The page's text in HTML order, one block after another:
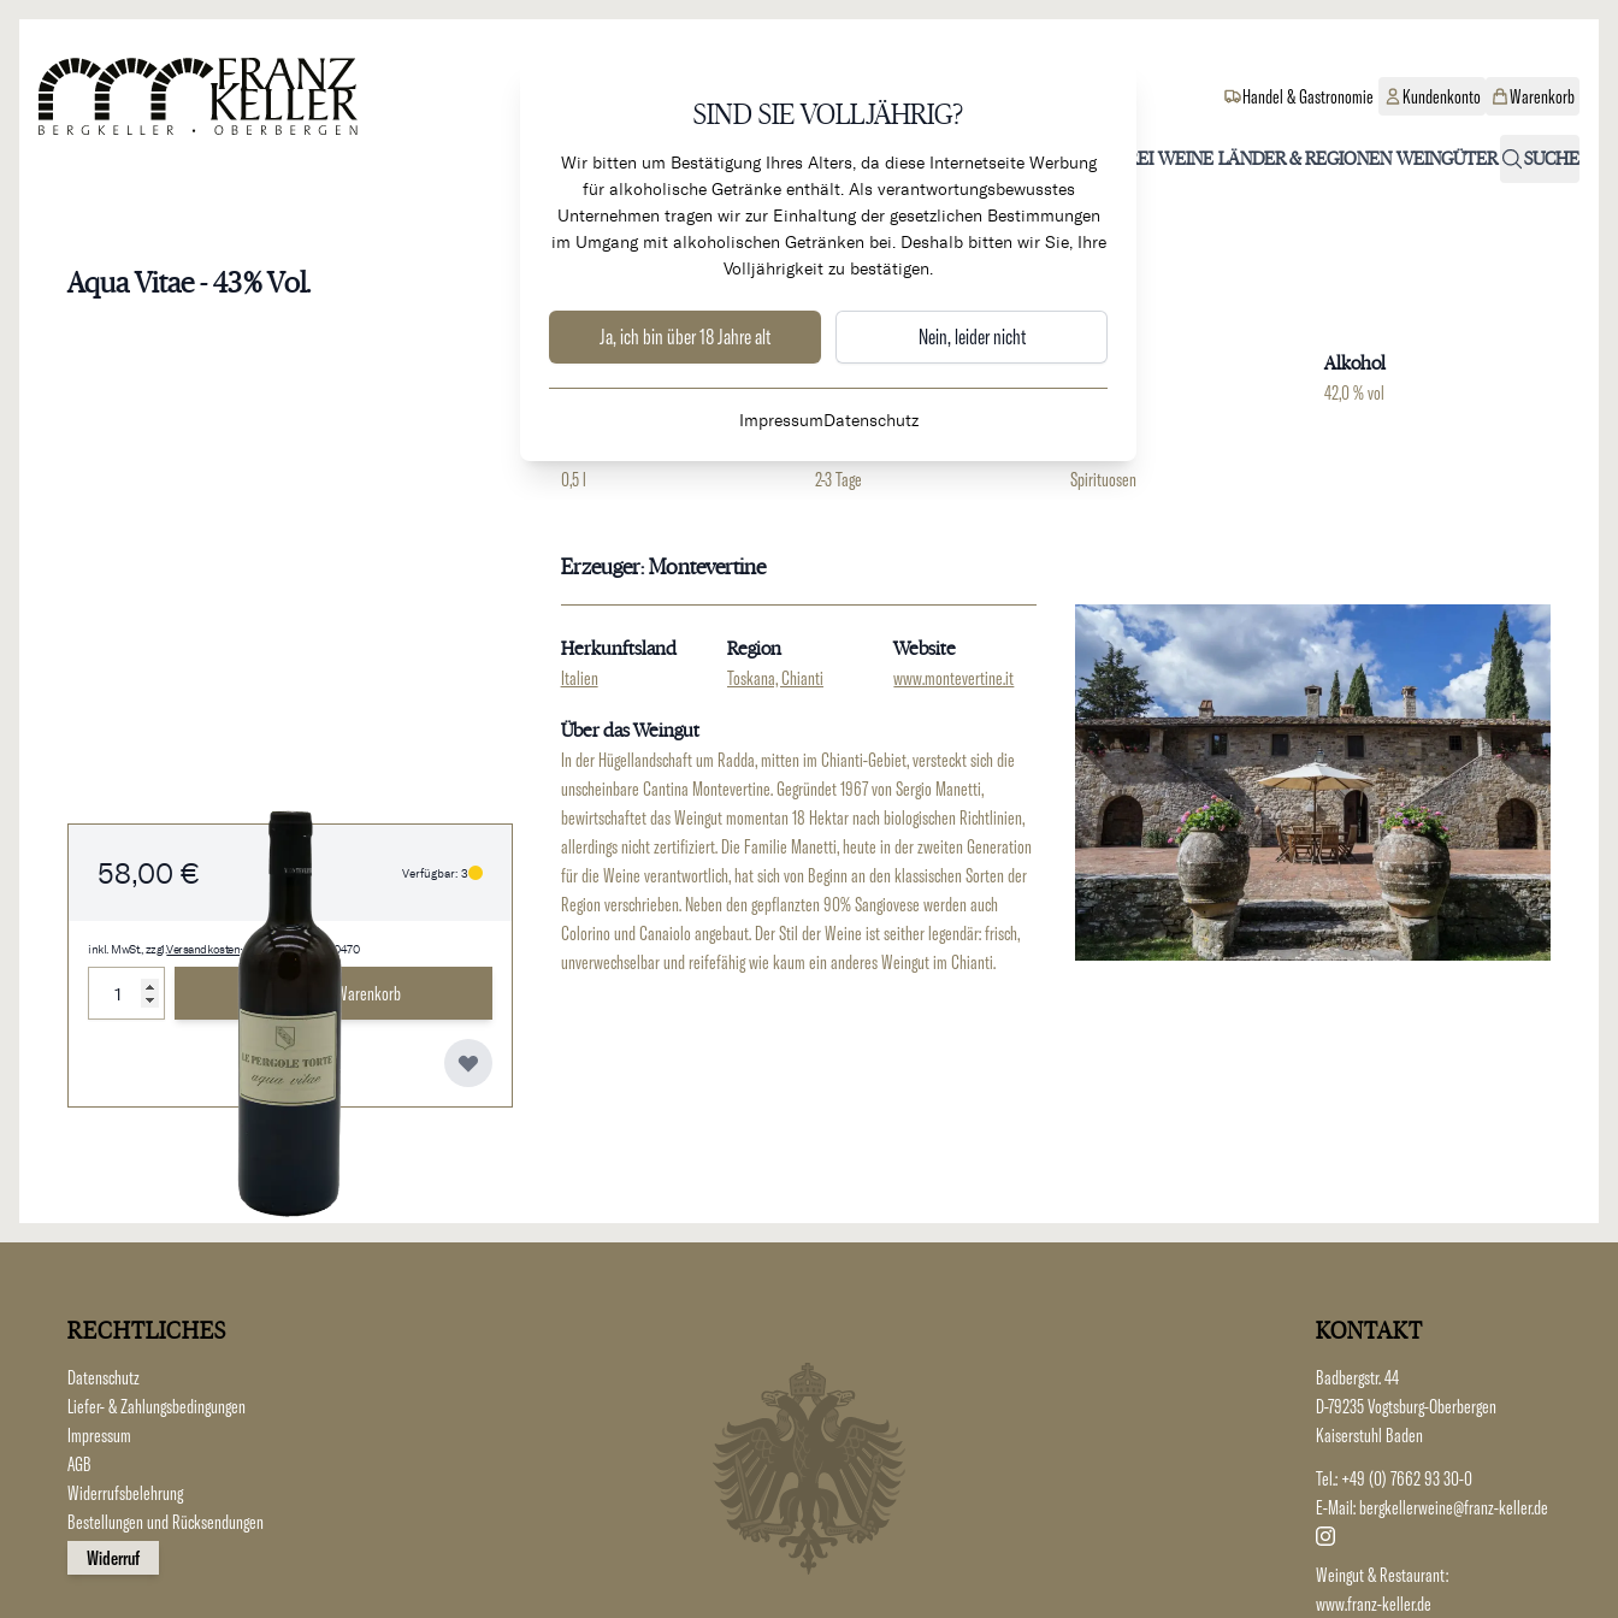
SIND SIE VOLLJÄHRIG?
Wir bitten um Bestätigung Ihres Alters, da diese Internetseite Werbung
für alkoholische Getränke enthält. Als verantwortungsbewusstes
Unternehmen tragen wir zur Einhaltung der gesetzlichen Bestimmungen
im Umgang mit alkoholischen Getränken bei. Deshalb bitten wir Sie, Ihre
Volljährigkeit zu bestätigen.
Ja, ich bin über 18 Jahre alt Nein, leider nicht
ImpressumDatenschutz
KÜCHENPRODUKTE & ALKOHOLFREI WEINE LÄNDER & REGIONEN WEINGÜTER SUCHE
Handel & Gastronomie Kundenkonto Warenkorb
Aqua Vitae - 43 % Vol.
58,00 € Verfügbar: 3
inkl. MwSt., zzgl.Versandkosten• 0,5 l • 116,00 €/l • 0470
In den Warenkorb
Weingut
Montevertine
Land
Italien
Region
Toskana
Alkohol
42,0 % vol
0,5 l 2-3 Tage Spirituosen
Erzeuger: Montevertine
Herkunftsland
Italien
Region
Toskana, Chianti
Website
www.montevertine.it
Über das Weingut
In der Hügellandschaft um Radda, mitten im Chianti-Gebiet, versteckt sich die
unscheinbare Cantina Montevertine. Gegründet 1967 von Sergio Manetti,
bewirtschaftet das Weingut momentan 18 Hektar nach biologischen Richtlinien,
allerdings nicht zertifiziert. Die Familie Manetti, heute in der zweiten Generation
für die Weine verantwortlich, hat sich von Beginn an den klassischen Sorten der
Region verschrieben. Neben den gepflanzten 90% Sangiovese werden auch
Colorino und Canaiolo angebaut. Der Stil der Weine ist seither legendär: frisch,
unverwechselbar und reifefähig wie kaum ein anderes Weingut im Chianti.
RECHTLICHES
Datenschutz
Liefer- & Zahlungsbedingungen
Impressum
AGB
Widerrufsbelehrung
Bestellungen und Rücksendungen
Widerruf
KONTAKT
Badbergstr. 44
D-79235 Vogtsburg-Oberbergen
Kaiserstuhl Baden
Tel.: +49 (0) 7662 93 30-0
E-Mail:bergkellerweine@franz-keller.de
Weingut & Restaurant:
www.franz-keller.de